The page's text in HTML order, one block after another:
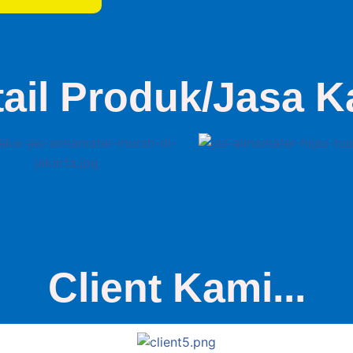
Produk/Jasa
Client Kami...